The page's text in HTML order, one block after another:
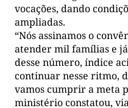
vocações, dando
ampliadas.
“Nós assinamos o
atender mil famílias e
desse número, índice
continuar nesse ritmo,
vamos cumprir a meta
ministério constatou,